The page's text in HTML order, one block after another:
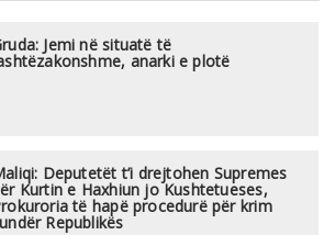
Jemi në situatë të
anarki e plotë
Deputetët t’i drejtohen Supremes
Kurtin e Haxhiun jo Kushtetueses,
të hapë procedurë për krim
Republikës